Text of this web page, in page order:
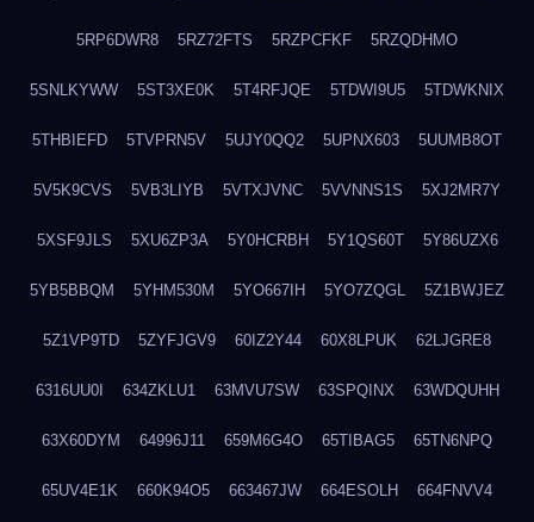
5RP6DWR8 5RZ72FTS 5RZPCFKF 5RZQDHMO
5SNLKYWW 5ST3XE0K 5T4RFJQE 5TDWI9U5 5TDWKNIX
5THBIEFD 5TVPRN5V 5UJY0QQ2 5UPNX603 5UUMB8OT
5V5K9CVS 5VB3LIYB 5VTXJVNC 5VVNNS1S 5XJ2MR7Y
5XSF9JLS 5XU6ZP3A 5Y0HCRBH 5Y1QS60T 5Y86UZX6
5YB5BBQM 5YHM530M 5YO667IH 5YO7ZQGL 5Z1BWJEZ
5Z1VP9TD 5ZYFJGV9 60IZ2Y44 60X8LPUK 62LJGRE8
6316UU0I 634ZKLU1 63MVU7SW 63SPQINX 63WDQUHH
63X60DYM 64996J11 659M6G4O 65TIBAG5 65TN6NPQ
65UV4E1K 660K94O5 663467JW 664ESOLH 664FNVV4